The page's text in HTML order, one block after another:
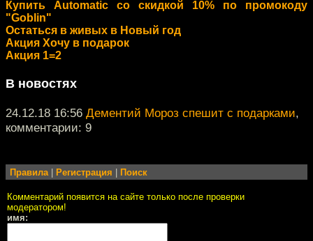
Купить Automatic со скидкой 10% по промокоду
"Goblin"
Остаться в живых в Новый год
Акция Хочу в подарок
Акция 1=2
В новостях
24.12.18 16:56 Дементий Мороз спешит с подарками,
комментарии: 9
Правила| Регистрация Поиск
Комментарий появится на сайте только после проверки
модератором!
имя: